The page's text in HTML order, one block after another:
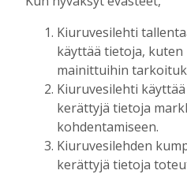
Aku Laatikainen
Biokaasu,
rahoitusasiat,
ministeri Sari
Tilaajille
Aku Laatikainen
Kiuruvesilehti
käyttää tietoja,
mainittuihin
Kiuruvesilehti
kerättyjä tietoja
kohdentamiseen.
Kiuruvesilehden
kerättyjä tietoja